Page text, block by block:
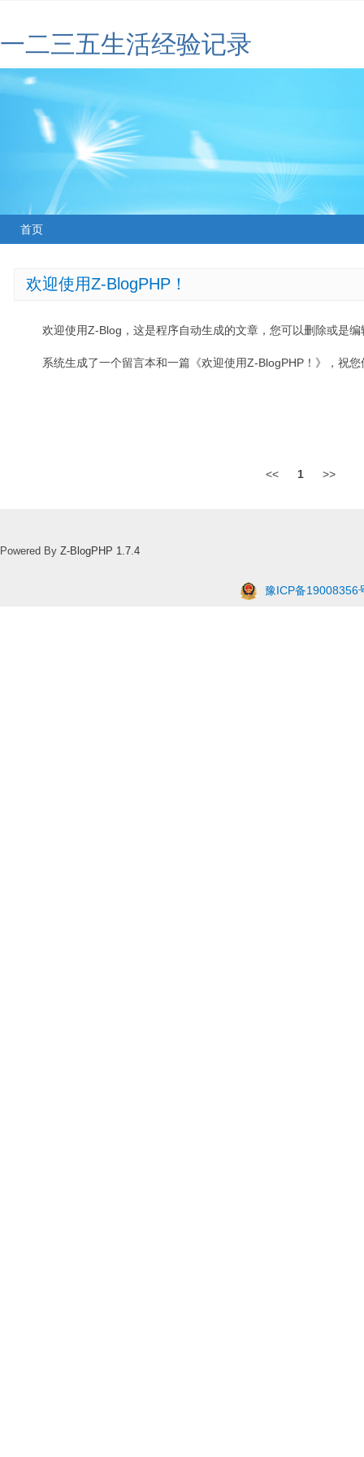
一二三五生活经验记录
首页
欢迎使用Z-BlogPHP！
欢迎使用Z-Blog，这是程序自动生成的文章，您可以删除或是编
系统生成了一个留言本和一篇《欢迎使用Z-BlogPHP！》，祝
<< 1 >>
Powered By Z-BlogPHP 1.7.4
豫ICP备19008356